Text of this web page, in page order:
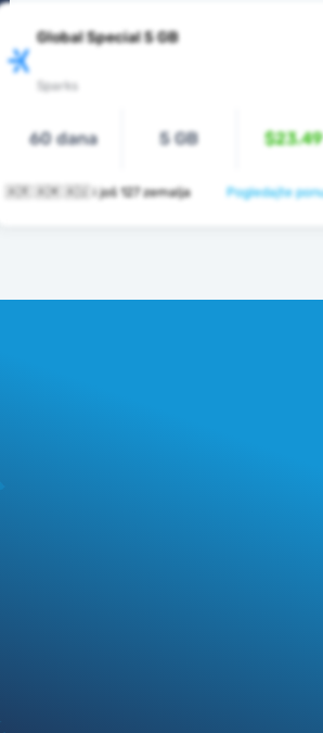
Global Special 5 GB
Sparks
60 dana 5 GB $23.49
🇦🇷 🇦🇲 🇦🇺 i još 127 zemalja Pogledajte